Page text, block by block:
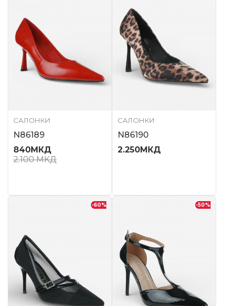
САЛОНКИ
N86189
840МКД
2.100МКД
САЛОНКИ
N86190
2.250МКД
-60% -50%